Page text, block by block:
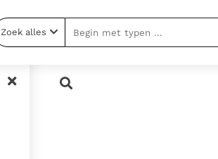
Over ons
Over RK Documenten
Zoek alles